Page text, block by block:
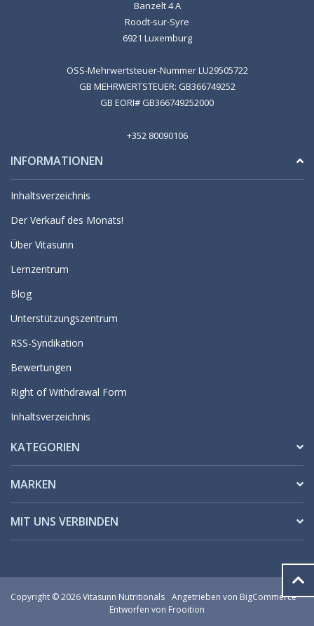
Banzelt 4 A
Roodt-sur-Syre
6921 Luxemburg
OSS-Mehrwertsteuer-Nummer LU29505722
GB MEHRWERTSTEUER: GB366749252
GB EORI# GB366749252000
+352 80090106
INFORMATIONEN
Inhaltsverzeichnis
Der Verkauf des Monats!
Über Vitasunn
Lernzentrum
Blog
Unterstützungszentrum
RSS-Syndikation
Bewertungen
Right of Withdrawal Form
Inhaltsverzeichnis
KATEGORIEN
MARKEN
MIT UNS VERBINDEN
Copyright © 2026 Vitasunn Nutritionals Angetrieben von BigCommerce
Entworfen von Frooition